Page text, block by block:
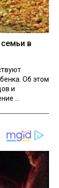
в
Об этом
и
...